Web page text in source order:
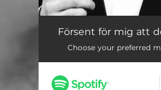
Försent för mig att
Choose your preferred